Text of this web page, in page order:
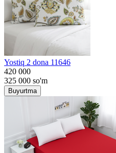
Yostiq 2 dona 11646
420 000
325 000 so'm
Buyurtma